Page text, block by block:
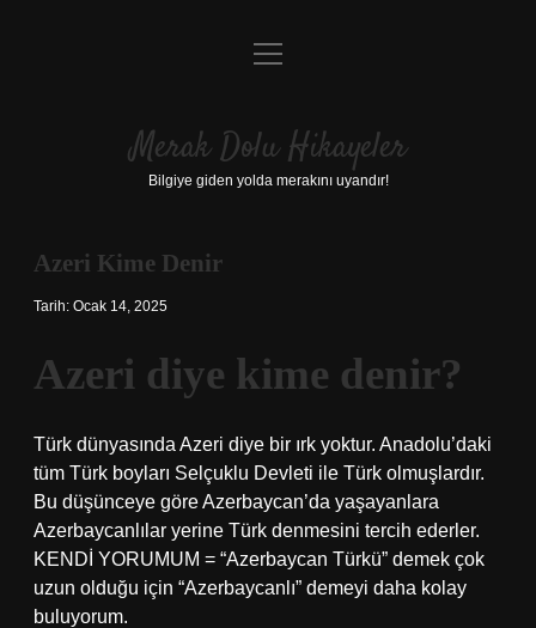
Anasayfa
Yasal Uyarı
menüyü
Merak Dolu Hikayeler
Bilgiye giden yolda merakını uyandır!
Azeri Kime Denir
Tarih: Ocak 14, 2025
Azeri diye kime denir?
Türk dünyasında Azeri diye bir ırk yoktur. Anadolu’daki
tüm Türk boyları Selçuklu Devleti ile Türk olmuşlardır.
Bu düşünceye göre Azerbaycan’da yaşayanlara
Azerbaycanlılar yerine Türk denmesini tercih ederler.
KENDİ YORUMUM = “Azerbaycan Türkü” demek çok
uzun olduğu için “Azerbaycanlı” demeyi daha kolay
buluyorum.